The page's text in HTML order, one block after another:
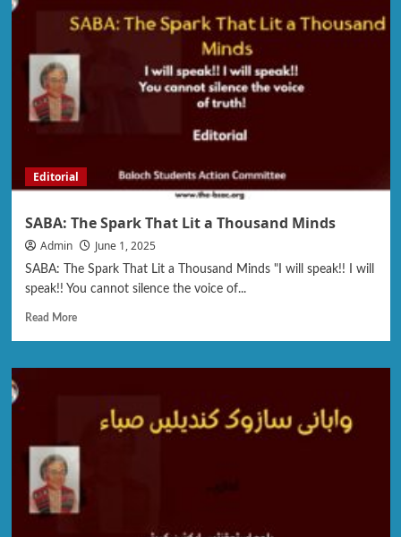
Editorial
SABA: The Spark That Lit a Thousand Minds
Admin June 1, 2025
SABA: The Spark That Lit a Thousand Minds "I will speak!! I will
speak!! You cannot silence the voice of...
Read More